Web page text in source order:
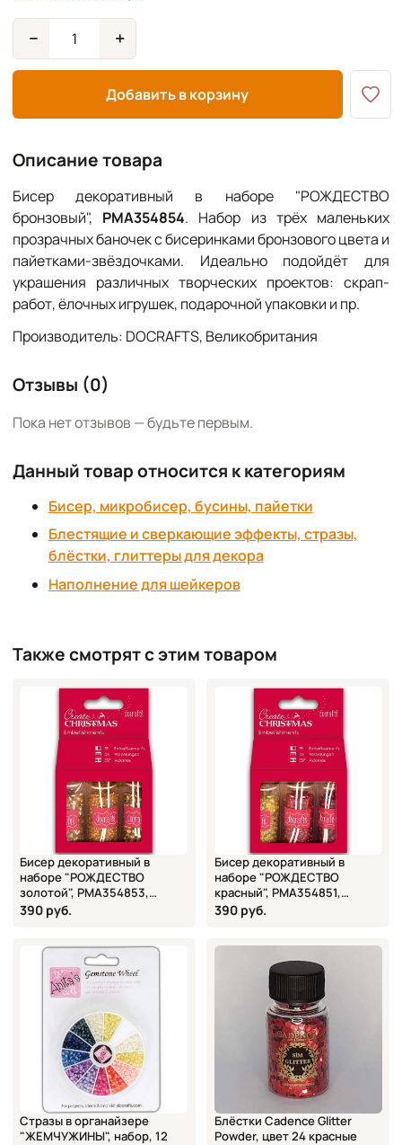
− +
Добавить в корзину
Описание товара
Бисер декоративный в наборе "РОЖДЕСТВО
бронзовый", PMA354854. Набор из трёх маленьких
прозрачных баночек с бисеринками бронзового цвета и
пайетками-звёздочками. Идеально подойдёт для
украшения различных творческих проектов: скрап-
работ, ёлочных игрушек, подарочной упаковки и пр.
Производитель: DOCRAFTS, Великобритания
Отзывы (0)
Пока нет отзывов — будьте первым.
Данный товар относится к категориям
Бисер, микробисер, бусины, пайетки
Блестящие и сверкающие эффекты, стразы,
блёстки, глиттеры для декора
Наполнение для шейкеров
Также смотрят с этим товаром
Бисер декоративный в
наборе "РОЖДЕСТВО
золотой", PMA354853,
DOCRAFTS
390 руб.
Бисер декоративный в
наборе "РОЖДЕСТВО
красный", PMA354851,
DOCRAFTS
390 руб.
Стразы в органайзере
"ЖЕМЧУЖИНЫ", набор, 12
Блёстки Cadence Glitter
Powder, цвет 24 красные